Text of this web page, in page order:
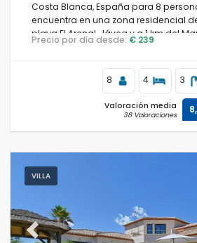
Costa Blanca, España para 8
encuentra en una zona residencial
playa El Arenal, Jávea y a 1 km del
Jávea.
Precio por día desde: € 239
8 4 3
Valoración media
38 Valoraciones
VILLA
Previous